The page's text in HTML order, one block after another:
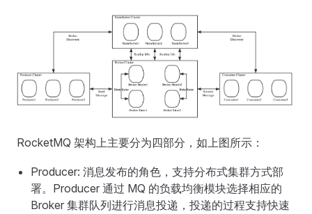
RocketMQ 架构上主要分为四部分，如上图所示：
Producer: 消息发布的角色，支持分布式集群方式部
署。Producer 通过 MQ 的负载均衡模块选择相应的
Broker 集群队列进行消息投递，投递的过程支持快速